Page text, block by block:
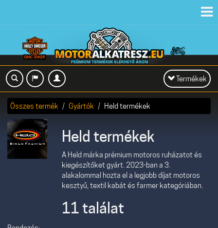
Toggle
navigation
Termékek
Összes termék Gyártók Held termékek
Held termékek
A Held márka prémium motoros ruházatot és
kiegészítőket gyárt. 2023-ban a 3.
alakalommal hozta el a legjobb díjat motoros
kesztyű, textil kabát és farmer kategóriában.
11 találat